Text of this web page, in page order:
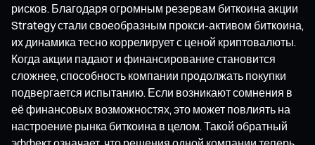
рисков. Благодаря огромным резервам биткоина акции
Strategy стали своеобразным прокси-активом биткоина,
их динамика тесно коррелирует с ценой криптовалюты.
Когда акции падают и финансирование становится
сложнее, способность компании продолжать покупки
подвергается испытанию. Если возникают сомнения в
её финансовых возможностях, это может повлиять на
настроение рынка биткоина в целом. Такой обратный